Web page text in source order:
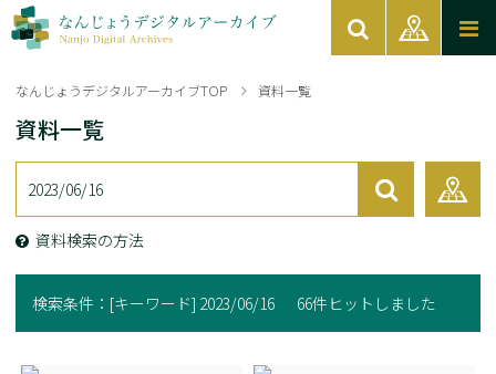
なんじょうデジタルアーカイブTOP 資料一覧
資料一覧
資料検索の方法
検索条件： [キーワード] 2023/06/16 66件ヒットしました